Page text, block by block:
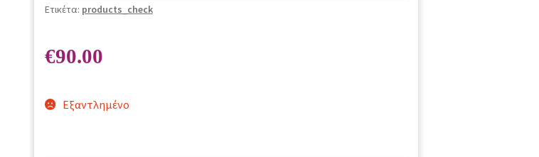
Ετικέτα: products_check
€90.00
Εξαντλημένο